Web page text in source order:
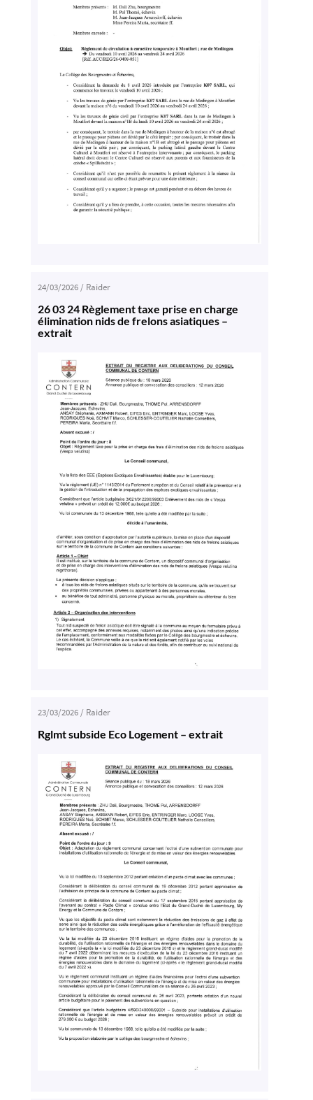
24/03/2026/ Raider
26 03 24 Règlement taxe prise en charge
élimination nids de frelons asiatiques –
extrait
23/03/2026/ Raider
Rglmt subside Eco Logement – extrait